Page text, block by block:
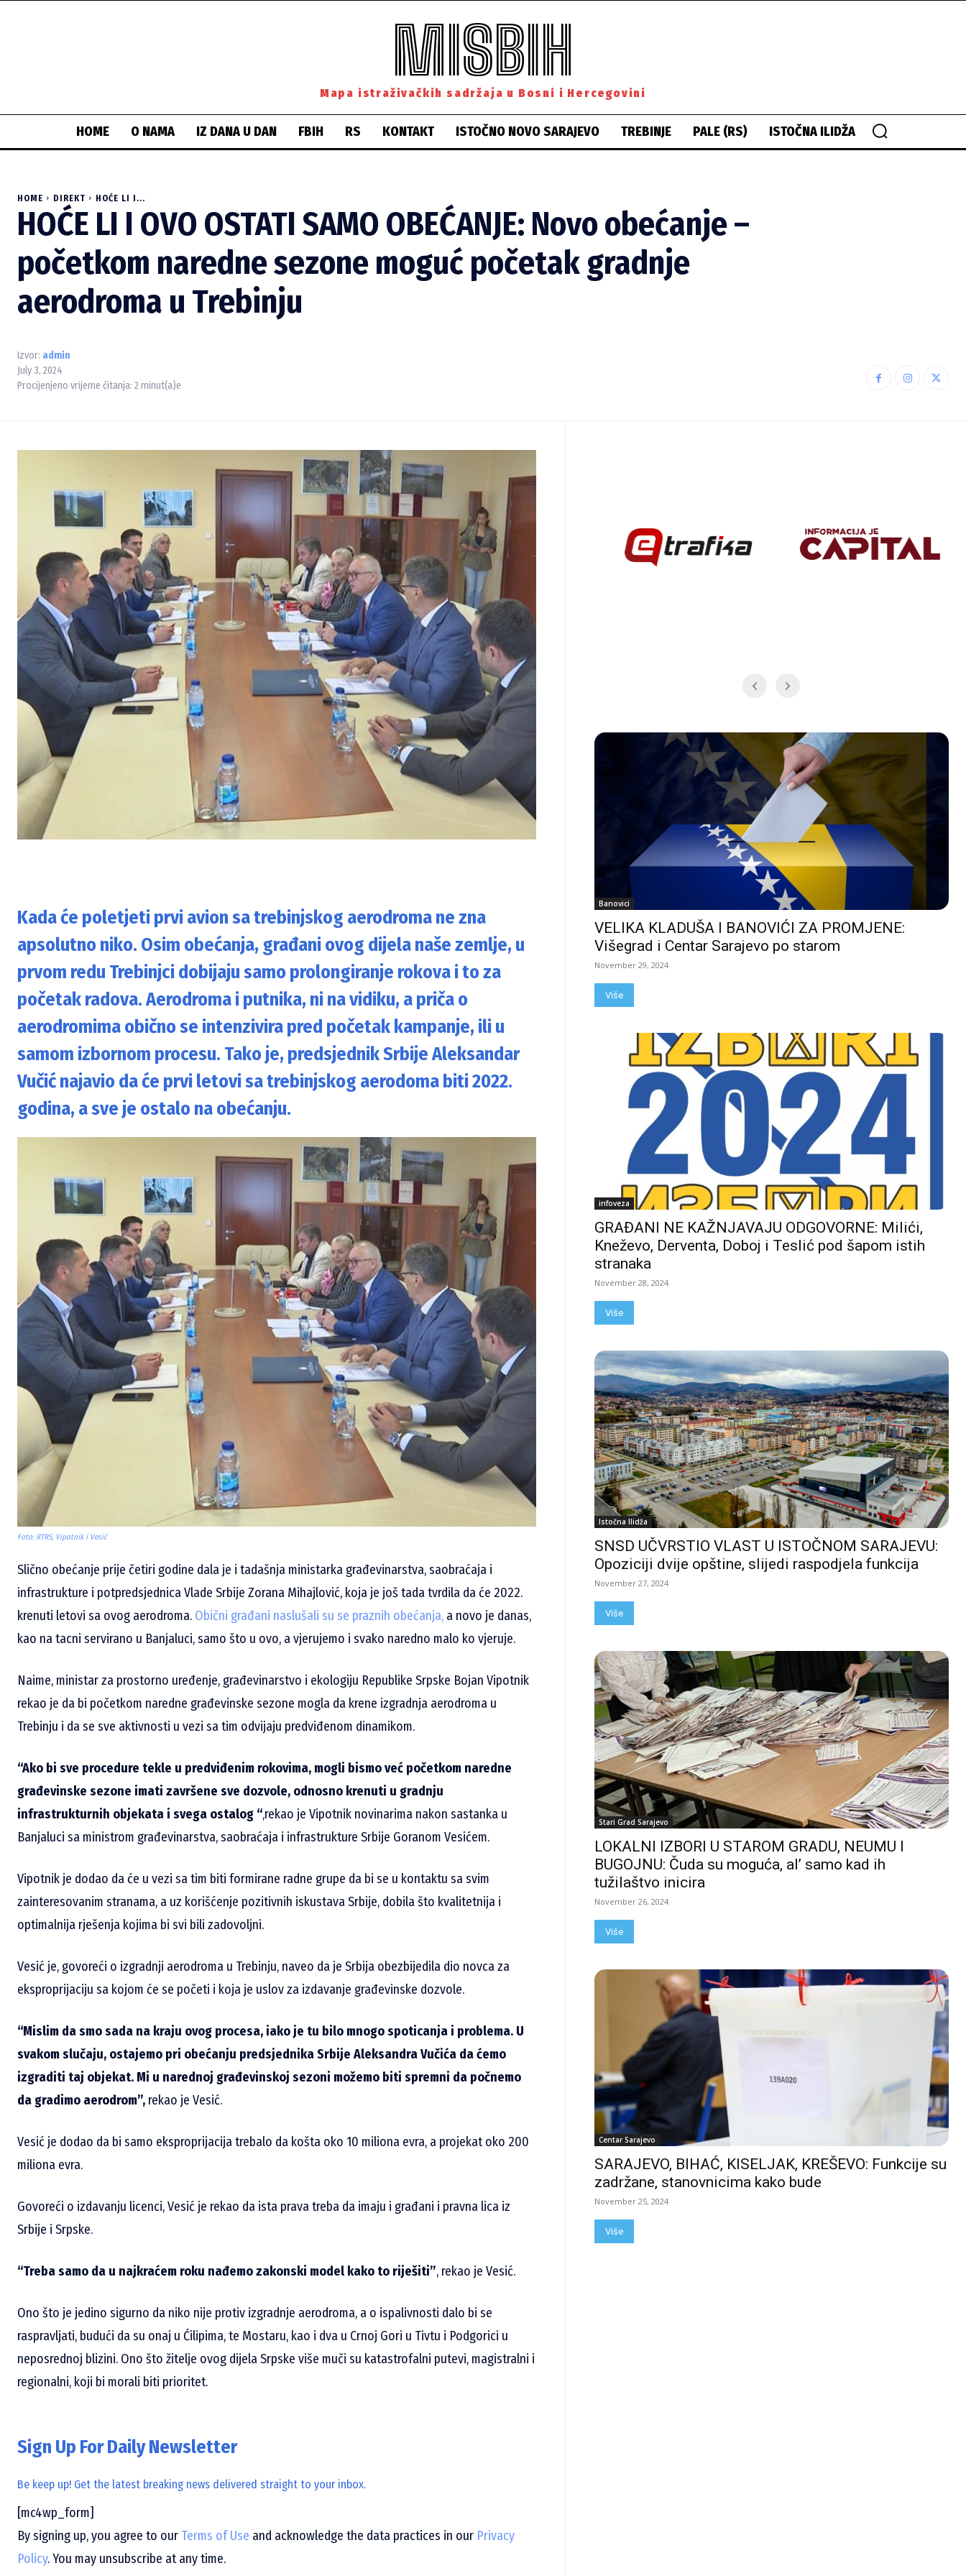
MISBIH
Mapa istraživačkih sadržaja u Bosni i Hercegovini
HOME O NAMA IZ DANA U DAN FBIH RS KONTAKT ISTOČNO NOVO SARAJEVO TREBINJE PALE (RS) ISTOČNA ILIDŽA
HOME DIREKT HOĆE LI I...
HOĆE LI I OVO OSTATI SAMO OBEĆANJE: Novo obećanje –
početkom naredne sezone moguć početak gradnje
aerodroma u Trebinju
Izvor: admin
July 3, 2024
Procijenjeno vrijeme čitanja: 2 minut(a)e
Kada će poletjeti prvi avion sa trebinjskog aerodroma ne zna
apsolutno niko. Osim obećanja, građani ovog dijela naše zemlje, u
prvom redu Trebinjci dobijaju samo prolongiranje rokova i to za
početak radova. Aerodroma i putnika, ni na vidiku, a priča o
aerodromima obično se intenzivira pred početak kampanje, ili u
samom izbornom procesu. Tako je, predsjednik Srbije Aleksandar
Vučić najavio da će prvi letovi sa trebinjskog aerodoma biti 2022.
godina, a sve je ostalo na obećanju.
Foto: RTRS, Vipotnik i Vesić
Slično obećanje prije četiri godine dala je i tadašnja ministarka građevinarstva, saobraćaja i
infrastrukture i potpredsjednica Vlade Srbije Zorana Mihajlović, koja je još tada tvrdila da će 2022.
krenuti letovi sa ovog aerodroma. Obični građani naslušali su se praznih obećanja, a novo je danas,
kao na tacni servirano u Banjaluci, samo što u ovo, a vjerujemo i svako naredno malo ko vjeruje.
Naime, ministar za prostorno uređenje, građevinarstvo i ekologiju Republike Srpske Bojan Vipotnik
rekao je da bi početkom naredne građevinske sezone mogla da krene izgradnja aerodroma u
Trebinju i da se sve aktivnosti u vezi sa tim odvijaju predviđenom dinamikom.
“Ako bi sve procedure tekle u predviđenim rokovima, mogli bismo već početkom naredne
građevinske sezone imati završene sve dozvole, odnosno krenuti u gradnju
infrastrukturnih objekata i svega ostalog “,rekao je Vipotnik novinarima nakon sastanka u
Banjaluci sa ministrom građevinarstva, saobraćaja i infrastrukture Srbije Goranom Vesićem.
Vipotnik je dodao da će u vezi sa tim biti formirane radne grupe da bi se u kontaktu sa svim
zainteresovanim stranama, a uz korišćenje pozitivnih iskustava Srbije, dobila što kvalitetnija i
optimalnija rješenja kojima bi svi bili zadovoljni.
Vesić je, govoreći o izgradnji aerodroma u Trebinju, naveo da je Srbija obezbijedila dio novca za
eksproprijaciju sa kojom će se početi i koja je uslov za izdavanje građevinske dozvole.
“Mislim da smo sada na kraju ovog procesa, iako je tu bilo mnogo spoticanja i problema. U
svakom slučaju, ostajemo pri obećanju predsjednika Srbije Aleksandra Vučića da ćemo
izgraditi taj objekat. Mi u narednoj građevinskoj sezoni možemo biti spremni da počnemo
da gradimo aerodrom”, rekao je Vesić.
Vesić je dodao da bi samo eksproprijacija trebalo da košta oko 10 miliona evra, a projekat oko 200
miliona evra.
Govoreći o izdavanju licenci, Vesić je rekao da ista prava treba da imaju i građani i pravna lica iz
Srbije i Srpske.
“Treba samo da u najkraćem roku nađemo zakonski model kako to riješiti”, rekao je Vesić.
Ono što je jedino sigurno da niko nije protiv izgradnje aerodroma, a o ispalivnosti dalo bi se
raspravljati, budući da su onaj u Ćilipima, te Mostaru, kao i dva u Crnoj Gori u Tivtu i Podgorici u
neposrednoj blizini. Ono što žitelje ovog dijela Srpske više muči su katastrofalni putevi, magistralni i
regionalni, koji bi morali biti prioritet.
Sign Up For Daily Newsletter
Be keep up! Get the latest breaking news delivered straight to your inbox.
[mc4wp_form]
By signing up, you agree to our Terms of Use and acknowledge the data practices in our Privacy
Policy. You may unsubscribe at any time.
Banovici
VELIKA KLADUŠA I BANOVIĆI ZA PROMJENE:
Višegrad i Centar Sarajevo po starom
November 29, 2024
Više
infoveza
GRAĐANI NE KAŽNJAVAJU ODGOVORNE: Milići,
Kneževo, Derventa, Doboj i Teslić pod šapom istih
stranaka
November 28, 2024
Više
Istočna Ilidža
SNSD UČVRSTIO VLAST U ISTOČNOM SARAJEVU:
Opoziciji dvije opštine, slijedi raspodjela funkcija
November 27, 2024
Više
Stari Grad Sarajevo
LOKALNI IZBORI U STAROM GRADU, NEUMU I
BUGOJNU: Čuda su moguća, al’ samo kad ih
tužilaštvo inicira
November 26, 2024
Više
Centar Sarajevo
SARAJEVO, BIHAĆ, KISELJAK, KREŠEVO: Funkcije su
zadržane, stanovnicima kako bude
November 25, 2024
Više